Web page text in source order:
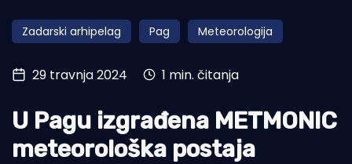
Obala
Otoci
Turizam i nautika
Pomorstvo
Ribolov
Zadarski arhipelag Pag Meteorologija
29 travnja 2024 1 min. čitanja
U Pagu izgrađena METMONIC
meteorološka postaja